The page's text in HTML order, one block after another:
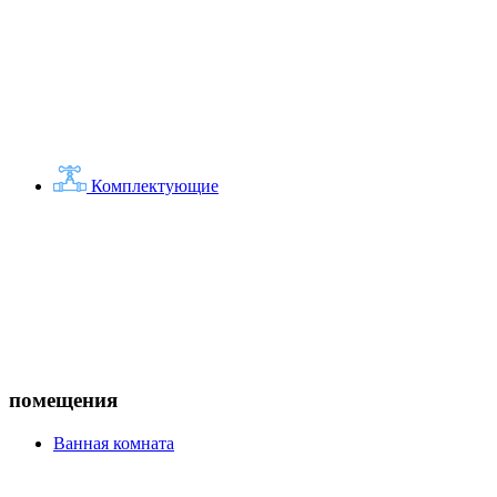
Комплектующие
помещения
Ванная комната